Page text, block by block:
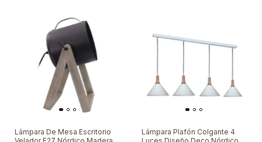
Lámpara De Mesa Escritorio
Lámpara Plafón Colgante 4